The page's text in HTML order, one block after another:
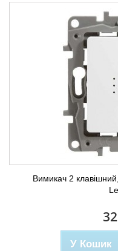
Вимикач 2 клавішний,
У Кошик